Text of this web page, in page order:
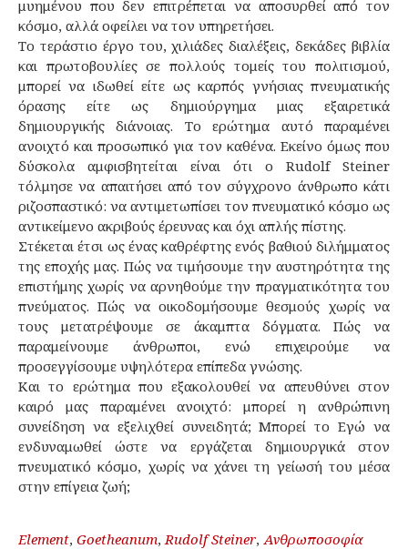
μυημένου που δεν επιτρέπεται να αποσυρθεί από τον
κόσμο, αλλά οφείλει να τον υπηρετήσει.
Το τεράστιο έργο του, χιλιάδες διαλέξεις, δεκάδες βιβλία
και πρωτοβουλίες σε πολλούς τομείς του πολιτισμού,
μπορεί να ιδωθεί είτε ως καρπός γνήσιας πνευματικής
όρασης είτε ως δημιούργημα μιας εξαιρετικά
δημιουργικής διάνοιας. Το ερώτημα αυτό παραμένει
ανοιχτό και προσωπικό για τον καθένα. Εκείνο όμως που
δύσκολα αμφισβητείται είναι ότι ο Rudolf Steiner
τόλμησε να απαιτήσει από τον σύγχρονο άνθρωπο κάτι
ριζοσπαστικό: να αντιμετωπίσει τον πνευματικό κόσμο ως
αντικείμενο ακριβούς έρευνας και όχι απλής πίστης.
Στέκεται έτσι ως ένας καθρέφτης ενός βαθιού διλήμματος
της εποχής μας. Πώς να τιμήσουμε την αυστηρότητα της
επιστήμης χωρίς να αρνηθούμε την πραγματικότητα του
πνεύματος. Πώς να οικοδομήσουμε θεσμούς χωρίς να
τους μετατρέψουμε σε άκαμπτα δόγματα. Πώς να
παραμείνουμε άνθρωποι, ενώ επιχειρούμε να
προσεγγίσουμε υψηλότερα επίπεδα γνώσης.
Και το ερώτημα που εξακολουθεί να απευθύνει στον
καιρό μας παραμένει ανοιχτό: μπορεί η ανθρώπινη
συνείδηση να εξελιχθεί συνειδητά; Μπορεί το Εγώ να
ενδυναμωθεί ώστε να εργάζεται δημιουργικά στον
πνευματικό κόσμο, χωρίς να χάνει τη γείωσή του μέσα
στην επίγεια ζωή;
Element, Goetheanum, Rudolf Steiner, Ανθρωποσοφία